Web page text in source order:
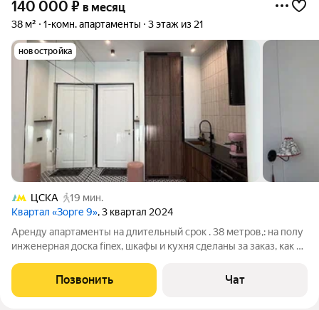
140 000 ₽ в месяц
38 м² 1-комн. апартаменты 3 этаж из 21
новостройка
ЦСКА
19 мин.
Квартал «Зорге 9», 3 квартал 2024
Аренду апартаменты на длительный срок . 38 метров,: на полу
инженерная доска finex, шкафы и кухня сделаны за заказ, как и
хранения. из минусов - вид из окна - на здание рядом, в
остальном квартира
Позвонить Чат